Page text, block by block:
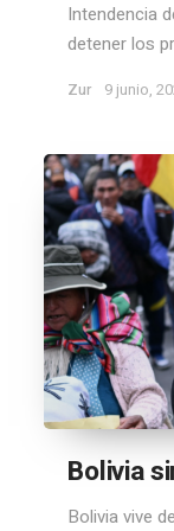
Intendencia
detener los
Zur 9 junio,
Bolivia
Bolivia vive